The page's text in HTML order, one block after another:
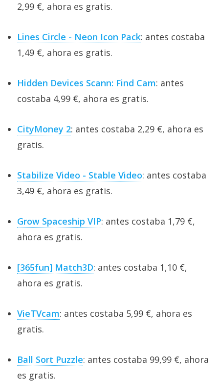
2,99 €, ahora es gratis.
Lines Circle - Neon Icon Pack: antes costaba
1,49 €, ahora es gratis.
Hidden Devices Scann: Find Cam: antes
costaba 4,99 €, ahora es gratis.
CityMoney 2: antes costaba 2,29 €, ahora es
gratis.
Stabilize Video - Stable Video: antes costaba
3,49 €, ahora es gratis.
Grow Spaceship VIP: antes costaba 1,79 €,
ahora es gratis.
[365fun] Match3D: antes costaba 1,10 €,
ahora es gratis.
VieTVcam: antes costaba 5,99 €, ahora es
gratis.
Ball Sort Puzzle: antes costaba 99,99 €, ahora
es gratis.